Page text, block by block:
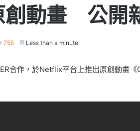
動畫 公開
755 Less than a minute
作，於Netflix平台上推出原創動畫《